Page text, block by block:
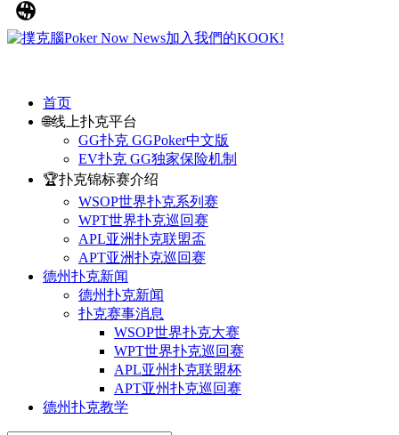
首页
🌐线上扑克平台
GG扑克 GGPoker中文版
EV扑克 GG独家保险机制
🏆扑克锦标赛介绍
WSOP世界扑克系列赛
WPT世界扑克巡回赛
APL亚洲扑克联盟盃
APT亚洲扑克巡回赛
德州扑克新闻
德州扑克新闻
扑克赛事消息
WSOP世界扑克大赛
WPT世界扑克巡回赛
APL亚州扑克联盟杯
APT亚州扑克巡回赛
德州扑克教学